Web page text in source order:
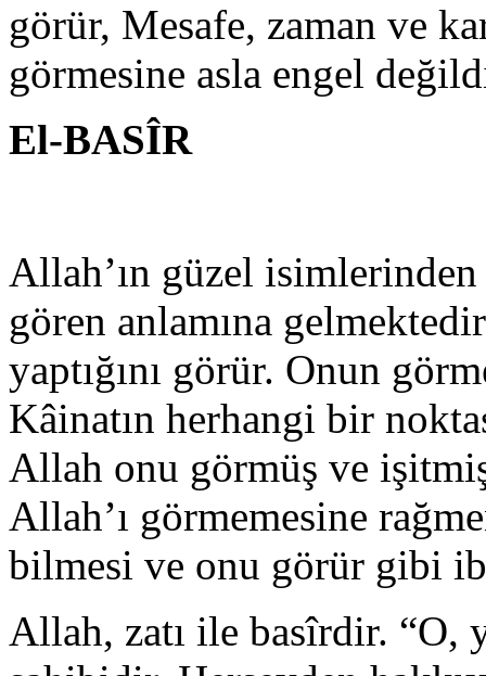
görür, Mesafe, zaman ve
görmesine asla engel
El-BASÎR
Allah’ın güzel
gören anlamına
yaptığını görür. Onun
Kâinatın herhangi bir
Allah onu görmüş ve
Allah’ı görmemesine
bilmesi ve onu görür gibi
Allah, zatı ile basîrdir. “O,